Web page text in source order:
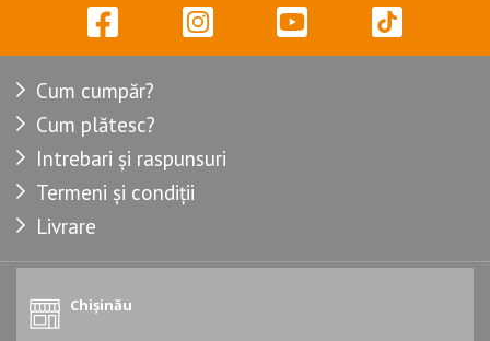
Cum cumpăr?
Cum plătesc?
Intrebari și raspunsuri
Termeni și condiții
Livrare
Chișinău